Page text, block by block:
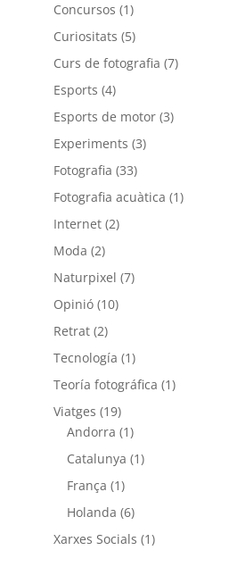
Concursos (1)
Curiositats (5)
Curs de fotografia (7)
Esports (4)
Esports de motor(3)
Experiments (3)
Fotografia (33)
Fotografia acuàtica (1)
Internet(2)
Moda (2)
Naturpixel (7)
Opinió(10)
Retrat(2)
Tecnología (1)
Teoría fotográfica (1)
Viatges (19)
Andorra (1)
Catalunya (1)
França (1)
Holanda (6)
Xarxes Socials (1)